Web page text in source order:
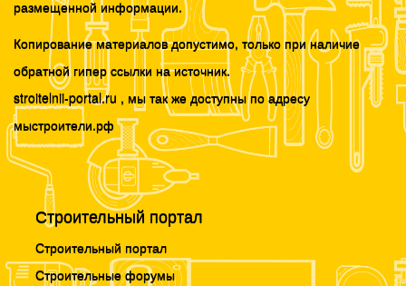
размещенной информации.
Копирование материалов допустимо, только при наличие
обратной гипер ссылки на источник.
stroitelnii-portal.ru , мы так же доступны по адресу
мыстроители.рф
Строительный портал
Строительный портал
Строительные форумы